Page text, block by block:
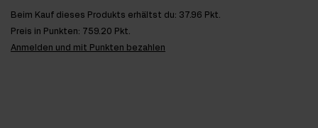
Beim Kauf dieses Produkts erhältst du: 37.96 Pkt.
Preis in Punkten: 759.20 Pkt.
Anmelden und mit Punkten bezahlen